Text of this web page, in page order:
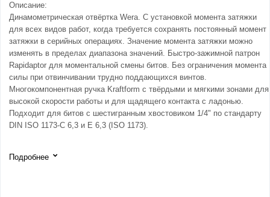
Описание:
Динамометрическая отвёртка Wera. С установкой момента затяжки
для всех видов работ, когда требуется сохранять постоянный момент
затяжки в серийных операциях. Значение момента затяжки можно
изменять в пределах диапазона значений. Быстро-зажимной патрон
Rapidaptor для моментальной смены битов. Без ограничения момента
силы при отвинчивании трудно поддающихся винтов.
Многокомпонентная ручка Kraftform с твёрдыми и мягкими зонами для
высокой скорости работы и для щадящего контакта с ладонью.
Подходит для битов с шестигранным хвостовиком 1/4" по стандарту
DIN ISO 1173-C 6,3 и E 6,3 (ISO 1173).
Подробнее